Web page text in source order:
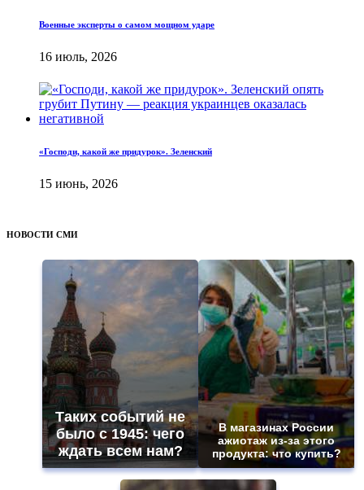
Военные эксперты о самом мощном ударе
16 июль, 2026
«Господи, какой же придурок». Зеленский
15 июнь, 2026
НОВОСТИ СМИ
Таких событий не
было с 1945: чего
ждать всем нам?
В магазинах России
ажиотаж из-за этого
продукта: что купить?